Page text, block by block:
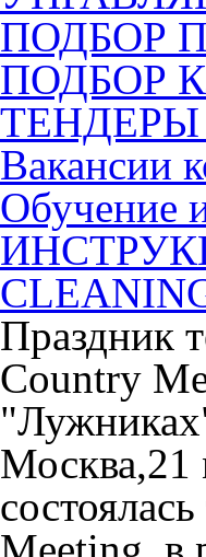
ПОДБОР
ПОДБОР
Вакансии
Обучение
Праздник
Country
Москва,21